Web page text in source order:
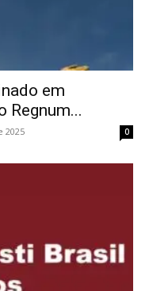
em
Regnum...
2025 0